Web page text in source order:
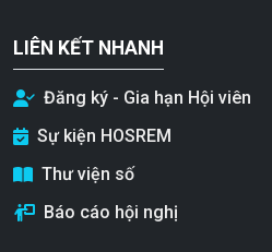
LIÊN KẾT NHANH
Đăng ký - Gia hạn Hội viên
Sự kiện HOSREM
Thư viện số
Báo cáo hội nghị